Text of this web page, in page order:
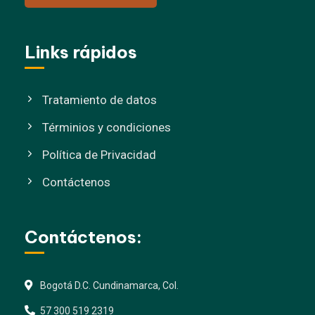
Links rápidos
Tratamiento de datos
Términios y condiciones
Política de Privacidad
Contáctenos
Contáctenos:
Bogotá D.C. Cundinamarca, Col.
57 300 519 2319